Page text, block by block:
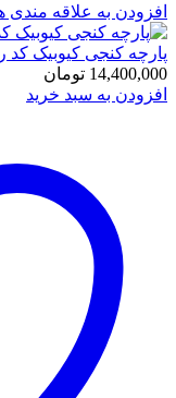
افزودن به علاقه مندی
پارچه کنجی کیوبیک کد رنگ
14,400,000 تومان
افزودن به سبد خرید